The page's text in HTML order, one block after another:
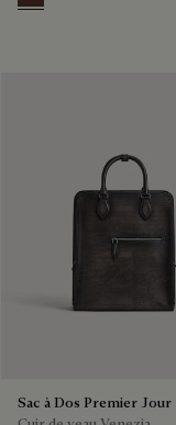
Soft Brown
Sac à Dos Premier Jour